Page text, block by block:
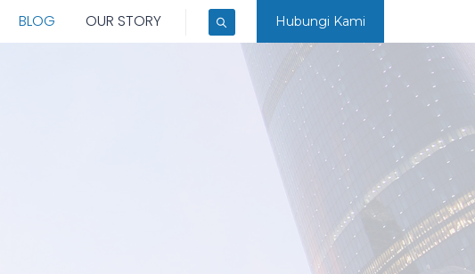
Hubungi Kami
BLOG OUR STORY